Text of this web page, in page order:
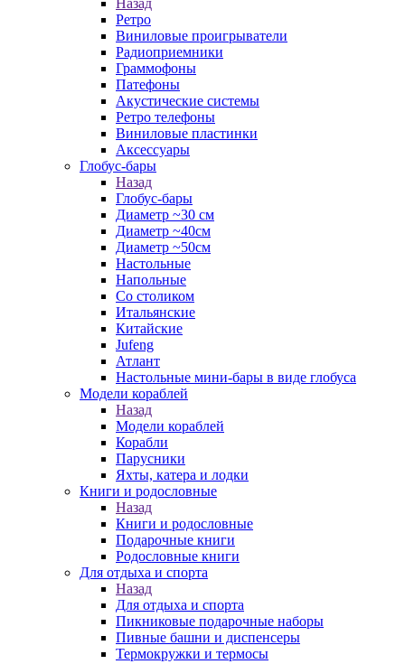
Назад
Ретро
Виниловые проигрыватели
Радиоприемники
Граммофоны
Патефоны
Акустические системы
Ретро телефоны
Виниловые пластинки
Аксессуары
Глобус-бары
Назад
Глобус-бары
Диаметр ~30 см
Диаметр ~40см
Диаметр ~50см
Настольные
Напольные
Со столиком
Итальянские
Китайские
Jufeng
Атлант
Настольные мини-бары в виде глобуса
Модели кораблей
Назад
Модели кораблей
Корабли
Парусники
Яхты, катера и лодки
Книги и родословные
Назад
Книги и родословные
Подарочные книги
Родословные книги
Для отдыха и спорта
Назад
Для отдыха и спорта
Пикниковые подарочные наборы
Пивные башни и диспенсеры
Термокружки и термосы